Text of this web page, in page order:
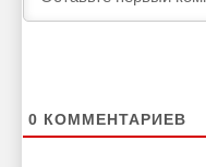
0 КОММЕНТАРИЕВ